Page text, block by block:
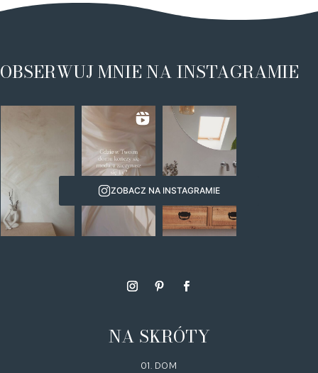
OBSERWUJ MNIE NA INSTAGRAMIE
ZOBACZ NA INSTAGRAMIE
NA SKRÓTY
01. DOM